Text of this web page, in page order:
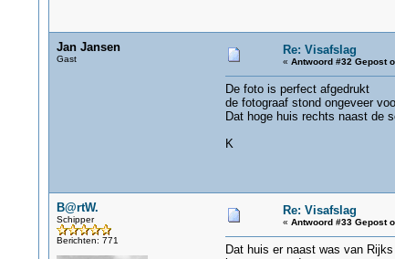
Jan Jansen
Gast
Re: Visafslag
« Antwoord #32 Gepost
De foto is perfect afgedrukt
de fotograaf stond ongeveer
Dat hoge huis rechts naast de
K
B@rtW.
Schipper
Berichten: 771
Re: Visafslag
« Antwoord #33 Gepost
Dat huis er naast was van